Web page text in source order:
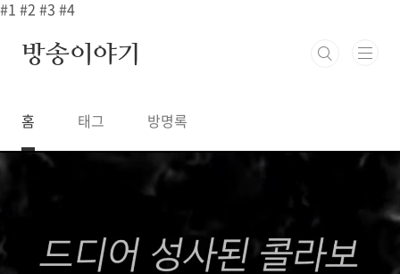
#1 #2 #3 #4
본문 바로가기
방송이야기
홈 태그 방명록